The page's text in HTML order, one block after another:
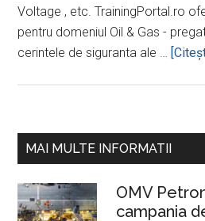
Voltage , etc. TrainingPortal.ro
pentru domeniul Oil & Gas -
cerintele de siguranta ale …
Bara
MAI MULTE INFORMATII
OMV
campania